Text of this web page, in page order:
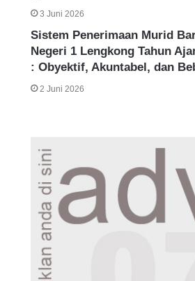
3 Juni 2026
Sistem Penerimaan Murid
Negeri 1 Lengkong Tahun
: Obyektif, Akuntabel, dan
2 Juni 2026